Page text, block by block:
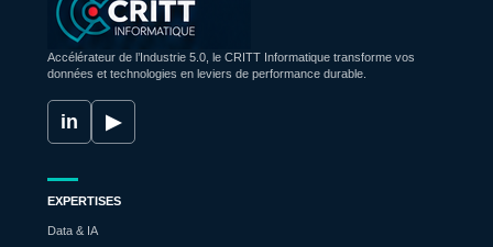
Accélérateur de l’Industrie 5.0, le CRITT Informatique transforme vos
données et technologies en leviers de performance durable.
in ▶
EXPERTISES
Data & IA